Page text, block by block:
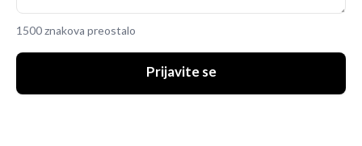
1500 znakova preostalo
Prijavite se